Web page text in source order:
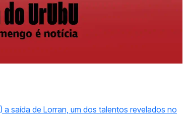
) a saída de Lorran, um dos talentos revelados no